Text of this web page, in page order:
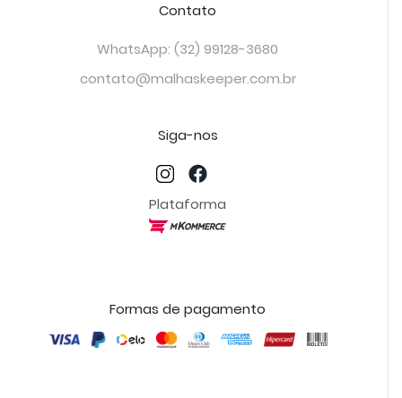
Contato
WhatsApp: (32) 99128-3680
contato@malhaskeeper.com.br
Siga-nos
Plataforma
Formas de pagamento